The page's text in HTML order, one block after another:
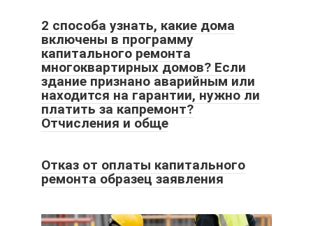
2 способа узнать, какие дома
включены в программу
капитального ремонта
многоквартирных домов? Если
здание признано аварийным или
находится на гарантии, нужно ли
платить за капремонт?
Отчисления и обще
Отказ от оплаты капитального
ремонта образец заявления